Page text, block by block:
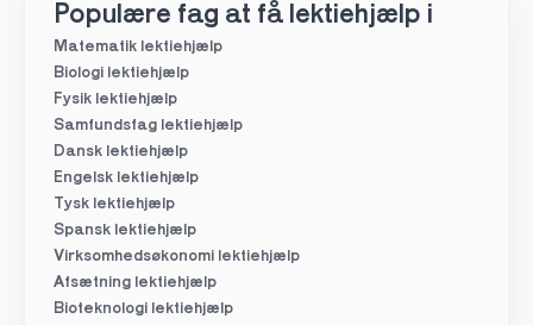
Populære fag at få lektiehjælp i
Matematik lektiehjælp
Biologi lektiehjælp
Fysik lektiehjælp
Samfundsfag lektiehjælp
Dansk lektiehjælp
Engelsk lektiehjælp
Tysk lektiehjælp
Spansk lektiehjælp
Virksomhedsøkonomi lektiehjælp
Afsætning lektiehjælp
Bioteknologi lektiehjælp